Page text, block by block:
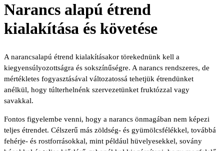
Narancs alapú étrend
kialakítása és követése
A narancsalapú étrend kialakításakor törekednünk kell a
kiegyensúlyozottságra és sokszínűségre. A narancs rendszeres, de
mértékletes fogyasztásával változatossá tehetjük étrendünket
anélkül, hogy túlterhelnénk szervezetünket fruktózzal vagy
savakkal.
Fontos figyelembe venni, hogy a narancs önmagában nem képezi
teljes étrendet. Célszerű más zöldség- és gyümölcsfélékkel, továbbá
fehérje- és rostforrásokkal, mint például hüvelyesekkel, sovány